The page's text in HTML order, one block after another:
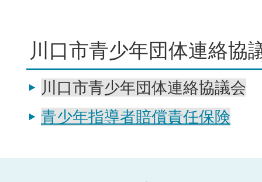
川口市青少年団体連絡協
川口市青少年団体連絡協議会
青少年指導者賠償責任保険